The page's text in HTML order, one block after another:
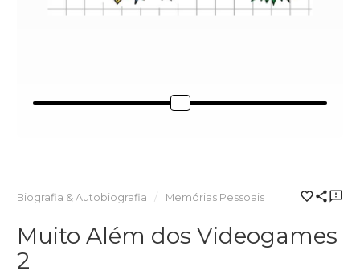
Biografia & Autobiografia Memórias Pessoais
Muito Além dos Videogames
2